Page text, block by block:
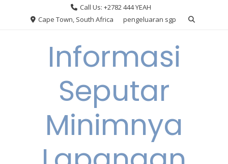
Call Us: +2782 444 YEAH
Cape Town, South Africa
pengeluaran sgp
Informasi
Seputar
Minimnya